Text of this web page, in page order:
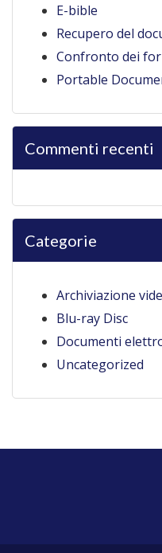
E-bible
Recupero del
Confronto dei
Portable
Commenti recenti
Categorie
Archiviazione
Blu-ray Disc
Documenti
Uncategorized